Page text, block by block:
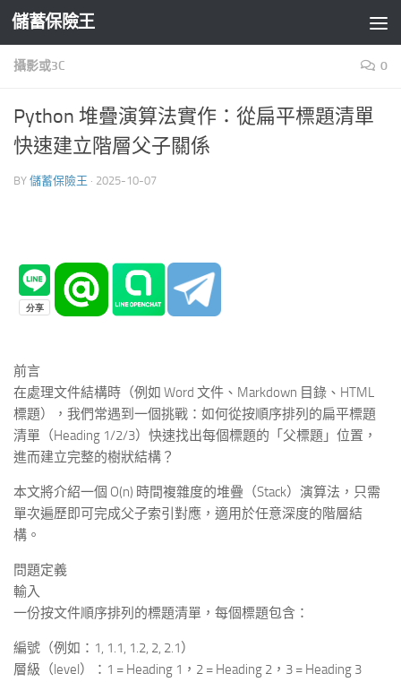
Skip to content
儲蓄保險王
攝影或3C 0
Python 堆疊演算法實作：從扁平標題清單
快速建立階層父子關係
BY 儲蓄保險王 · 2025-10-07
前言
在處理文件結構時（例如 Word 文件、Markdown 目錄、HTML
標題），我們常遇到一個挑戰：如何從按順序排列的扁平標題
清單（Heading 1/2/3）快速找出每個標題的「父標題」位置，
進而建立完整的樹狀結構？
本文將介紹一個 O(n) 時間複雜度的堆疊（Stack）演算法，只需
單次遍歷即可完成父子索引對應，適用於任意深度的階層結
構。
問題定義
輸入
一份按文件順序排列的標題清單，每個標題包含：
編號（例如：1, 1.1, 1.2, 2, 2.1）
層級（level）：1 = Heading 1，2 = Heading 2，3 = Heading 3